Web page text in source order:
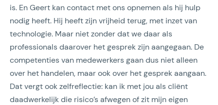
is. En Geert kan contact met ons opnemen als hij hulp
nodig heeft. Hij heeft zijn vrijheid terug, met inzet van
technologie. Maar niet zonder dat we daar als
professionals daarover het gesprek zijn aangegaan. De
competenties van medewerkers gaan dus niet alleen
over het handelen, maar ook over het gesprek aangaan.
Dat vergt ook zelfreflectie: kan ik met jou als cliënt
daadwerkelijk die risico’s afwegen of zit mijn eigen